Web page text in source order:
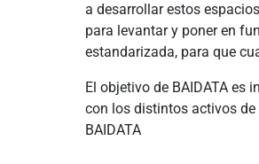
a desarrollar estos
para levantar y poner en
estandarizada, para que
El objetivo de BAIDATA
con los distintos activos
BAIDATA